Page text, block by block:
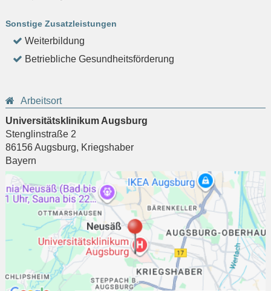
Sonstige Zusatzleistungen
Weiterbildung
Betriebliche Gesundheitsförderung
Arbeitsort
Universitätsklinikum Augsburg
Stenglinstraße 2
86156Augsburg, Kriegshaber
Bayern